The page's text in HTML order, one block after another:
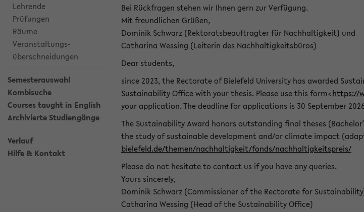
Lehrende
Prüfungen
Räume
Veranstaltungs-
überschneidungen
Semesterauswahl
Kombisuche
Courses taught in English
Archivierte Studiengänge
Verlauf
Hilfe & Kontakt
Bei Rückfragen stehen wir Ihnen gern zur Verfügung.
Mit freundlichen Grüßen,
Dominik Schwarz (Rektoratsbeauftragter für Nachhaltigkeit) und
Catharina Wessing (Leiterin des Nachhaltigkeitsbüros)
Dear students,
since 2023, the Rectorate of Bielefeld University has awarded
Sustainability Office with your thesis. Please use this form<https://
your application. The deadline for applications is 30 September
The Sustainability Award honors outstanding final theses
the study of sustainable development and/or climate impact
bielefeld.de/themen/nachhaltigkeit/fonds/nachhaltigkeitspreis/
Please do not hesitate to contact us if you have any queries.
Yours sincerely,
Dominik Schwarz (Commissioner of the Rectorate for
Catharina Wessing (Head of the Sustainability Office)